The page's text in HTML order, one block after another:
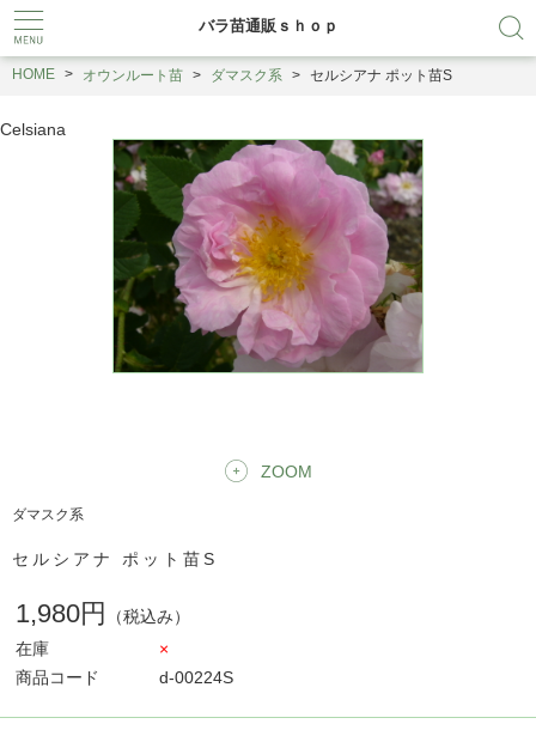
バラ苗通販ｓｈｏｐ
HOME オウンルート苗 ダマスク系 セルシアナ ポット苗S
Celsiana
ZOOM
ダマスク系
セルシアナ ポット苗S
1,980円
（税込み）
在庫
×
商品コード
d-00224S